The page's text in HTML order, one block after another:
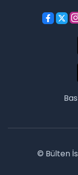
© Bülten